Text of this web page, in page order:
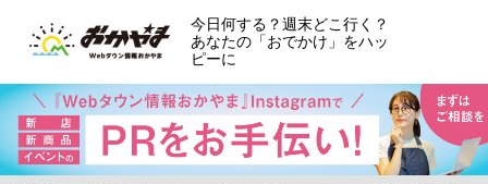
今日何する？週末どこ行く？
あなたの「おでかけ」をハッ
ピーに